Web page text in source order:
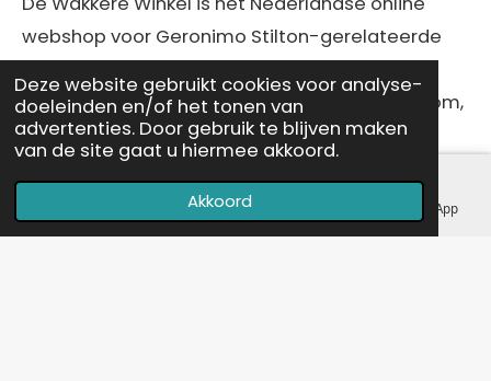
Deze website gebruikt cookies voor analyse-
doeleinden en/of het tonen van
advertenties. Door gebruik te blijven maken
van de site gaat u hiermee akkoord.
Akkoord
webshop voor Geronimo Stilton-gerelateerde
gebruikt als onderdeel van Geronimostilton.com,
waar kinderen de wakkere muis krant kunnen
lezen, digitale spelletjes in de webbrowser
kunnen spelen en knutselwerken voor thuis kan
downloaden. Tegenwoordig is de wakkere winkel
Telefoonnummer WhatsApp